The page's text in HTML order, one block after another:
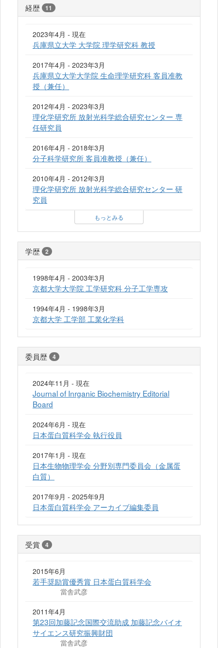
経歴 11
2023年4月 - 現在
兵庫県立大学 大学院 理学研究科 教授
2017年4月 - 2023年3月
兵庫県立大学大学院 生命理学研究科 客員准教
授（兼任）
2012年4月 - 2023年3月
理化学研究所 放射光科学総合研究センター 専
任研究員
2016年4月 - 2018年3月
分子科学研究所 客員准教授（兼任）
2010年4月 - 2012年3月
理化学研究所 放射光科学総合研究センター 研
究員
もっとみる
学歴 2
1998年4月 - 2003年3月
京都大学大学院 工学研究科 分子工学専攻
1994年4月 - 1998年3月
京都大学 工学部 工業化学科
委員歴 4
2024年11月 - 現在
Journal of Inrganic Biochemistry Editorial
Board
2024年6月 - 現在
日本蛋白質科学会 執行役員
2017年1月 - 現在
日本生物物理学会 分野別専門委員会（金属蛋
白質）
2017年9月 - 2025年9月
日本蛋白質科学会 アーカイブ編集委員
受賞 4
2015年6月
若手奨励賞優秀賞 日本蛋白質科学会
當舎武彦
2011年4月
第23回加藤記念国際交流助成 加藤記念バイオ
サイエンス研究振興財団
當舎武彦